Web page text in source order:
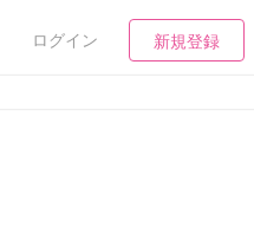
ログイン 新規登録